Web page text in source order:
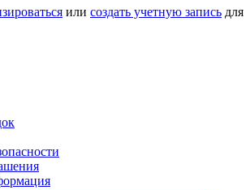
или создать учетную запись для